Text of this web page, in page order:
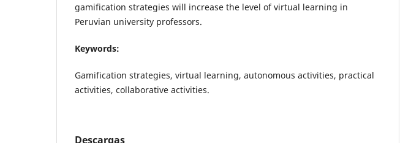
gamification strategies will increase the level of virtual learning in
Peruvian university professors.
Keywords:
Gamification strategies, virtual learning, autonomous activities, practical
activities, collaborative activities.
Descargas